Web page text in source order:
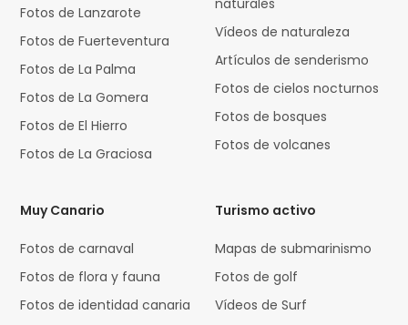
Fotos de Lanzarote
Fotos de Fuerteventura
Fotos de La Palma
Fotos de La Gomera
Fotos de El Hierro
Fotos de La Graciosa
Vídeos de naturaleza
Artículos de senderismo
Fotos de cielos nocturnos
Fotos de bosques
Fotos de volcanes
Muy Canario
Fotos de carnaval
Fotos de flora y fauna
Fotos de identidad canaria
Turismo activo
Mapas de submarinismo
Fotos de golf
Vídeos de Surf